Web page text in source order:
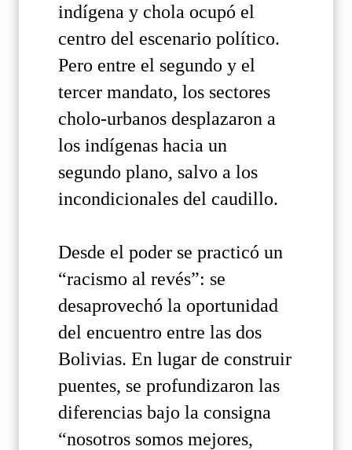
indígena y chola ocupó el
centro del escenario político.
Pero entre el segundo y el
tercer mandato, los sectores
cholo-urbanos desplazaron a
los indígenas hacia un
segundo plano, salvo a los
incondicionales del caudillo.
Desde el poder se practicó un
“racismo al revés”: se
desaprovechó la oportunidad
del encuentro entre las dos
Bolivias. En lugar de construir
puentes, se profundizaron las
diferencias bajo la consigna
“nosotros somos mejores,